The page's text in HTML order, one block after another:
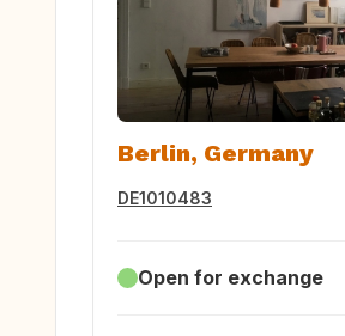
Berlin, Germany
DE1010483
Open for exchange